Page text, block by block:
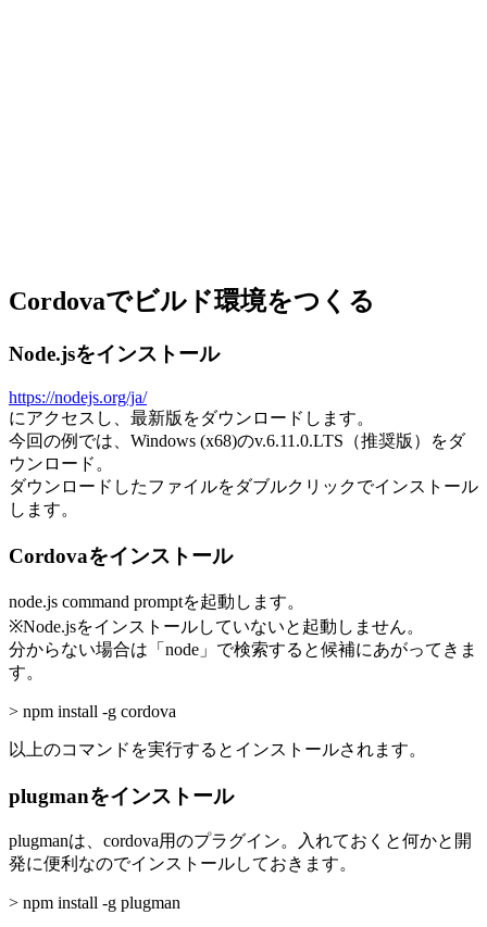
Cordovaでビルド環境をつくる
Node.jsをインストール
https://nodejs.org/ja/
にアクセスし、最新版をダウンロードします。
今回の例では、Windows (x68)のv.6.11.0.LTS（推奨版）をダ
ウンロード。
ダウンロードしたファイルをダブルクリックでインストール
します。
Cordovaをインストール
node.js command promptを起動します。
※Node.jsをインストールしていないと起動しません。
分からない場合は「node」で検索すると候補にあがってきま
す。
> npm install -g cordova
以上のコマンドを実行するとインストールされます。
plugmanをインストール
plugmanは、cordova用のプラグイン。入れておくと何かと開
発に便利なのでインストールしておきます。
> npm install -g plugman